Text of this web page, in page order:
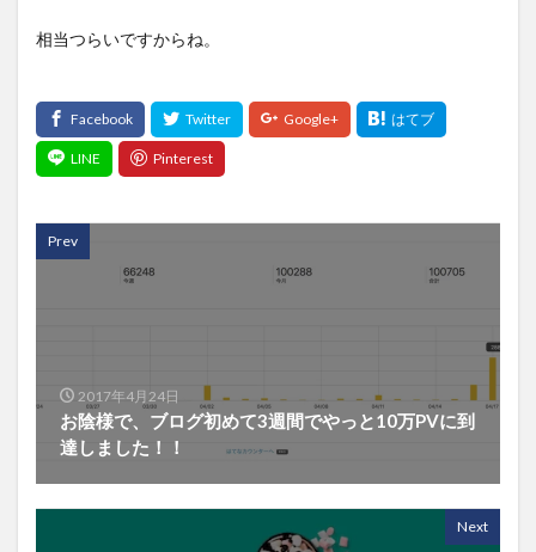
相当つらいですからね。
Prev
2017年4月24日
お陰様で、ブログ初めて3週間でやっと10万PVに到
達しました！！
Next